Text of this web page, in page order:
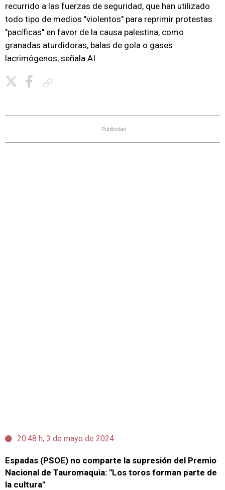
recurrido a las fuerzas de seguridad, que han utilizado
todo tipo de medios "violentos" para reprimir protestas
"pacíficas" en favor de la causa palestina, como
granadas aturdidoras, balas de gola o gases
lacrimógenos, señala AI.
Publicidad
20:48 h, 3 de mayo de 2024
Espadas (PSOE) no comparte la supresión del Premio
Nacional de Tauromaquia: "Los toros forman parte de
la cultura"